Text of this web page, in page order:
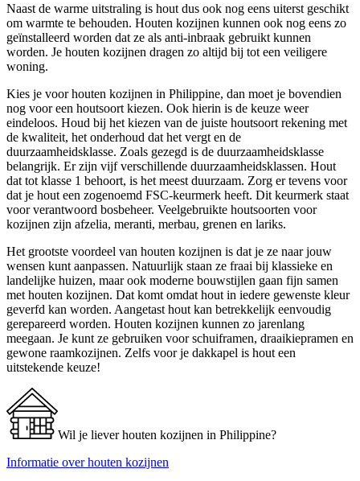
Naast de warme uitstraling is hout dus ook nog eens uiterst geschikt
om warmte te behouden. Houten kozijnen kunnen ook nog eens zo
geïnstalleerd worden dat ze als anti-inbraak gebruikt kunnen
worden. Je houten kozijnen dragen zo altijd bij tot een veiligere
woning.
Kies je voor houten kozijnen in Philippine, dan moet je bovendien
nog voor een houtsoort kiezen. Ook hierin is de keuze weer
eindeloos. Houd bij het kiezen van de juiste houtsoort rekening met
de kwaliteit, het onderhoud dat het vergt en de
duurzaamheidsklasse. Zoals gezegd is de duurzaamheidsklasse
belangrijk. Er zijn vijf verschillende duurzaamheidsklassen. Hout
dat tot klasse 1 behoort, is het meest duurzaam. Zorg er tevens voor
dat je hout een zogenoemd FSC-keurmerk heeft. Dit keurmerk staat
voor verantwoord bosbeheer. Veelgebruikte houtsoorten voor
kozijnen zijn afzelia, meranti, merbau, grenen en lariks.
Het grootste voordeel van houten kozijnen is dat je ze naar jouw
wensen kunt aanpassen. Natuurlijk staan ze fraai bij klassieke en
landelijke huizen, maar ook moderne bouwstijlen gaan fijn samen
met houten kozijnen. Dat komt omdat hout in iedere gewenste kleur
geverfd kan worden. Aangetast hout kan betrekkelijk eenvoudig
gerepareerd worden. Houten kozijnen kunnen zo jarenlang
meegaan. Je kunt ze gebruiken voor schuiframen, draaikiepramen en
gewone raamkozijnen. Zelfs voor je dakkapel is hout een
uitstekende keuze!
Wil je liever houten kozijnen in Philippine?
Informatie over houten kozijnen